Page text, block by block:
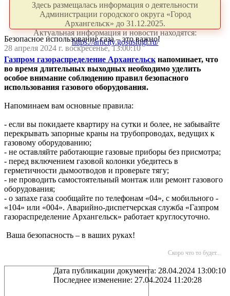
Здесь размещалась информация о деятельности
Администрации городского округа «Город
Архангельск» до 31.12.2025.
Актуальная информация и новости находятся:
https://arhcity.gosuslugi.ru/
Безопасное использование газа – это важно!
28 апреля 2024 г. воскресенье, 13:00:10
Газпром газораспределение Архангельск напоминает, что
во время длительных выходных необходимо уделить
особое внимание соблюдению правил безопасного
использования газового оборудования.
Напоминаем вам основные правила:
- если вы покидаете квартиру на сутки и более, не забывайте
перекрывать запорные краны на трубопроводах, ведущих к
газовому оборудованию;
- не оставляйте работающие газовые приборы без присмотра;
- перед включением газовой колонки убедитесь в
герметичности дымоотводов и проверьте тягу;
- не проводить самостоятельный монтаж или ремонт газового
оборудования;
- о запахе газа сообщайте по телефонам «04», с мобильного -
«104» или «004». Аварийно-диспетчерская служба «Газпром
газораспределение Архангельск» работает круглосуточно.
Ваша безопасность – в ваших руках!
Скоро что то будет...
Дата публикации документа: 28.04.2024 13:00:10
Последнее изменение: 27.04.2024 11:20:28